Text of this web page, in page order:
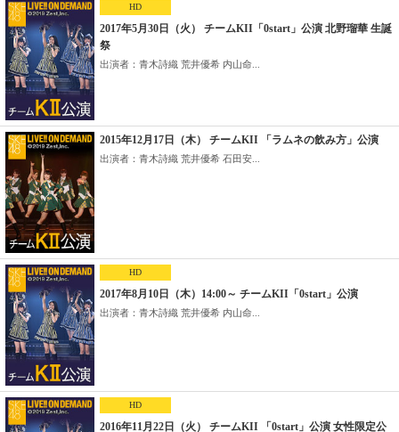
HD
2017年5月30日（火） チームKII「0start」公演 北野瑠華 生誕
祭
出演者：青木詩織 荒井優希 内山命...
2015年12月17日（木） チームKII 「ラムネの飲み方」公演
出演者：青木詩織 荒井優希 石田安...
HD
2017年8月10日（木）14:00～ チームKII「0start」公演
出演者：青木詩織 荒井優希 内山命...
HD
2016年11月22日（火） チームKII 「0start」公演 女性限定公